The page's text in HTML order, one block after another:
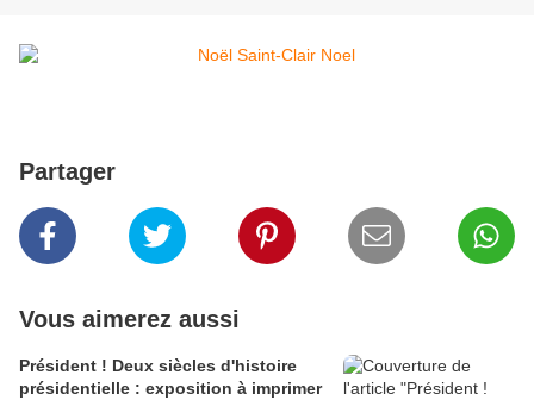
Partager
Vous aimerez aussi
Président ! Deux siècles d'histoire
présidentielle : exposition à imprimer